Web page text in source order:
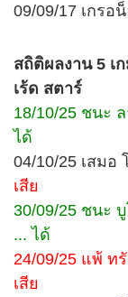
09/09/17 เกรอ
สถิติผลงาน 5 เ
เร้ด สตาร์
18/10/25 ชนะ
ได้
04/10/25 เสมอ
เสีย
30/09/25 ชนะ
... ได้
24/09/25 แพ้ ท
เสีย